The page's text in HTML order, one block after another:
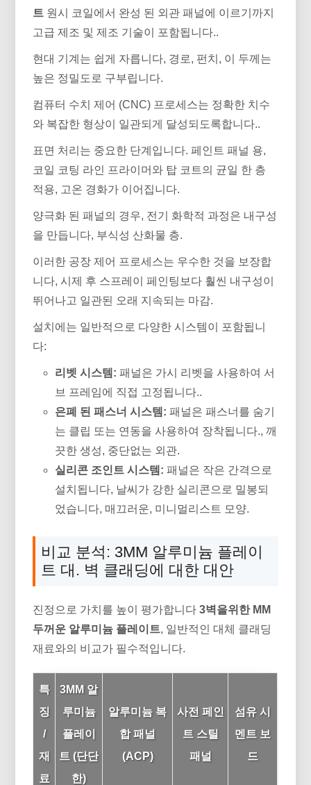
트 원시 코일에서 완성 된 외관 패널에 이르기까지
고급 제조 및 제조 기술이 포함됩니다..
현대 기계는 쉽게 자릅니다, 경로, 펀치, 이 두께는
높은 정밀도로 구부립니다.
컴퓨터 수치 제어 (CNC) 프로세스는 정확한 치수
와 복잡한 형상이 일관되게 달성되도록합니다..
표면 처리는 중요한 단계입니다. 페인트 패널 용,
코일 코팅 라인 프라이머와 탑 코트의 균일 한 층
적용, 고온 경화가 이어집니다.
양극화 된 패널의 경우, 전기 화학적 과정은 내구성
을 만듭니다, 부식성 산화물 층.
이러한 공장 제어 프로세스는 우수한 것을 보장합
니다, 시제 후 스프레이 페인팅보다 훨씬 내구성이
뛰어나고 일관된 오래 지속되는 마감.
설치에는 일반적으로 다양한 시스템이 포함됩니
다:
리벳 시스템: 패널은 가시 리벳을 사용하여 서
브 프레임에 직접 고정됩니다..
은폐 된 패스너 시스템: 패널은 패스너를 숨기
는 클립 또는 연동을 사용하여 장착됩니다., 깨
끗한 생성, 중단없는 외관.
실리콘 조인트 시스템: 패널은 작은 간격으로
설치됩니다, 날씨가 강한 실리콘으로 밀봉되
었습니다, 매끄러운, 미니멀리스트 모양.
비교 분석: 3MM 알루미늄 플레이
트 대. 벽 클래딩에 대한 대안
진정으로 가치를 높이 평가합니다3벽을위한 MM
두꺼운 알루미늄 플레이트, 일반적인 대체 클래딩
재료와의 비교가 필수적입니다.
특
징
/
재
료
3MM 알
루미늄
플레이
트 (단단
한)
알루미늄 복
합 패널
(ACP)
사전 페인
트 스틸
패널
섬유 시
멘트 보
드